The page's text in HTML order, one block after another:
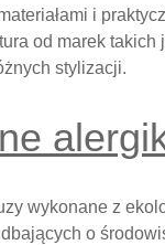
i
od marek takich
stylizacji.
wykonane z
o